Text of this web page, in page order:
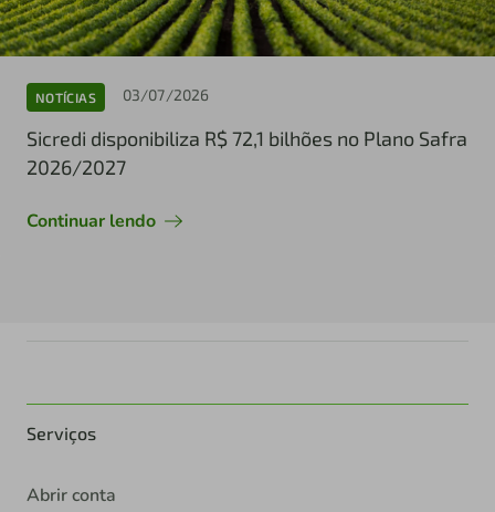
NOTÍCIAS 03/07/2026
Sicredi disponibiliza R$ 72,1 bilhões no Plano Safra
2026/2027
Continuar lendo
Serviços
Abrir conta